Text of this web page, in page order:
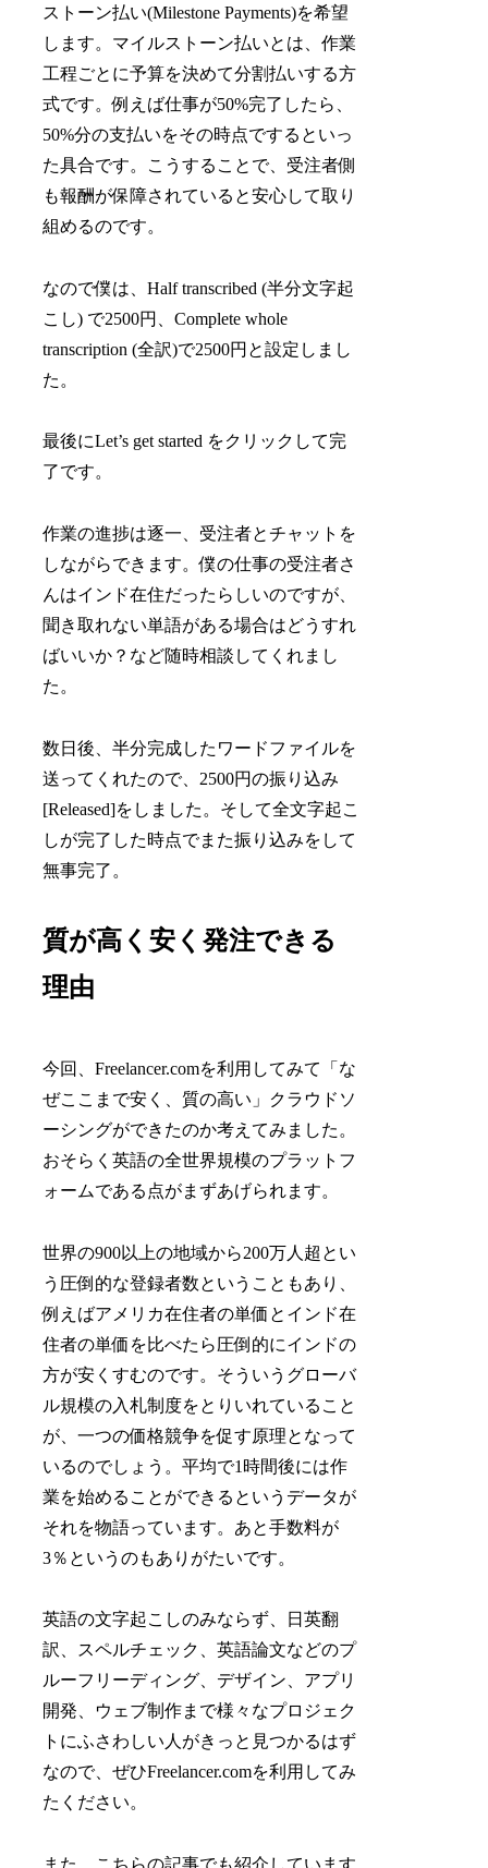
ストーン払い(Milestone Payments)を希望
します。マイルストーン払いとは、作業
工程ごとに予算を決めて分割払いする方
式です。例えば仕事が50%完了したら、
50%分の支払いをその時点でするといっ
た具合です。こうすることで、受注者側
も報酬が保障されていると安心して取り
組めるのです。
なので僕は、Half transcribed (半分文字起
こし) で2500円、Complete whole
transcription (全訳)で2500円と設定しまし
た。
最後にLet’s get started をクリックして完
了です。
作業の進捗は逐一、受注者とチャットを
しながらできます。僕の仕事の受注者さ
んはインド在住だったらしいのですが、
聞き取れない単語がある場合はどうすれ
ばいいか？など随時相談してくれまし
た。
数日後、半分完成したワードファイルを
送ってくれたので、2500円の振り込み
[Released]をしました。そして全文字起こ
しが完了した時点でまた振り込みをして
無事完了。
質が高く安く発注できる
理由
今回、Freelancer.comを利用してみて「な
ぜここまで安く、質の高い」クラウドソ
ーシングができたのか考えてみました。
おそらく英語の全世界規模のプラットフ
ォームである点がまずあげられます。
世界の900以上の地域から200万人超とい
う圧倒的な登録者数ということもあり、
例えばアメリカ在住者の単価とインド在
住者の単価を比べたら圧倒的にインドの
方が安くすむのです。そういうグローバ
ル規模の入札制度をとりいれていること
が、一つの価格競争を促す原理となって
いるのでしょう。平均で1時間後には作
業を始めることができるというデータが
それを物語っています。あと手数料が
3％というのもありがたいです。
英語の文字起こしのみならず、日英翻
訳、スペルチェック、英語論文などのプ
ルーフリーディング、デザイン、アプリ
開発、ウェブ制作まで様々なプロジェク
トにふさわしい人がきっと見つかるはず
なので、ぜひFreelancer.comを利用してみ
たください。
また、こちらの記事でも紹介しています